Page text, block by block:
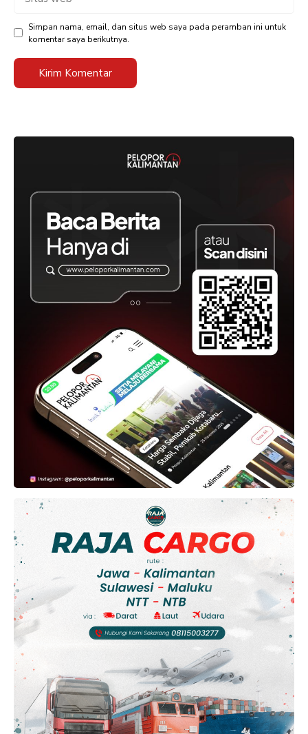
Simpan nama, email, dan situs web saya pada peramban ini untuk
komentar saya berikutnya.